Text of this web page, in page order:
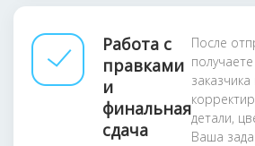
Работа с
правками
и
финальная
сдача
После
детали,
Ваша